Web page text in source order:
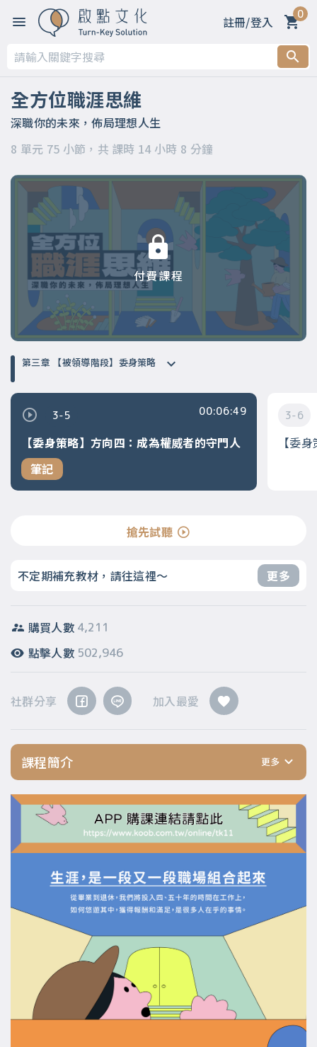
註冊/登入 0
全方位職涯思維
深職你的未來，佈局理想人生
8 單元 75 小節，共 課時 14 小時 8 分鐘
付費課程
第一章 【開篇】
第二章 【被領導階段】支持策略
第三章 【被領導階段】委身策略
第四章 【領導階段】開明策略
第五章 【領導階段】強勢策略
第七章 【應變階段】彈性策略
第八章 【結語】
第三章 【被領導階段】委身策略
3-5
【委身策略】方向四：成為權威者的守門人
筆記
00:06:49 3-6
【委
搶先試聽
不定期補充教材，請往這裡～ 更多
購買人數 4,211
點擊人數 502,946
社群分享 加入最愛
課程簡介